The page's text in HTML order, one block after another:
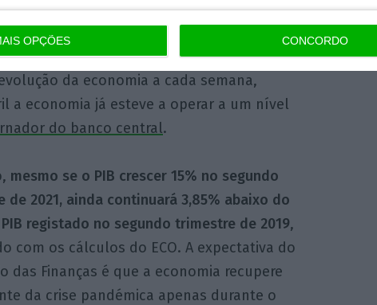
OPÇÕES CONCORDO
a evolução da economia portuguesa no
atividade económica do Banco de
da economia a cada semana,
a economia já esteve a operar a um nível
do banco central.
mesmo se o PIB crescer 15% no segundo
de 2021, ainda continuará 3,85% abaixo do
registado no segundo trimestre de 2019,
com os cálculos do ECO. A expectativa do
das Finanças é que a economia recupere
da crise pandémica apenas durante o